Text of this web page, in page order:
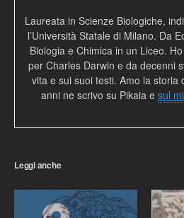
Laureata in Scienze Biologiche,
l’Università Statale di Milano. Da
Biologia e Chimica in un Liceo.
per Charles Darwin e da decenni
vita e sui suoi testi. Amo la storia
anni ne scrivo su Pikaia e sul
Leggi anche